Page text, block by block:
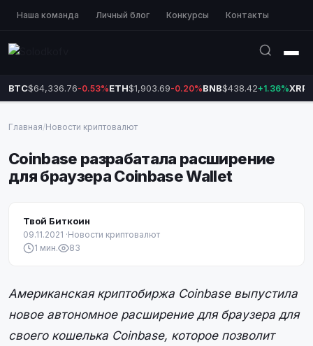
Наша команда Личный блог Конкурсы Контакты
BTC$64,336.76-0.53%ETH$1,903.69-0.20%BNB$438.42+1.36%XRP
Главная/Новости криптовалют
Coinbase разрабатала расширение
для браузера Coinbase Wallet
Твой Биткоин
09.11.2021 ·Новости криптовалют
1 мин.
83
Американская криптобиржа Coinbase выпустила
новое автономное расширение для браузера для
своего кошелька Coinbase, которое позволит